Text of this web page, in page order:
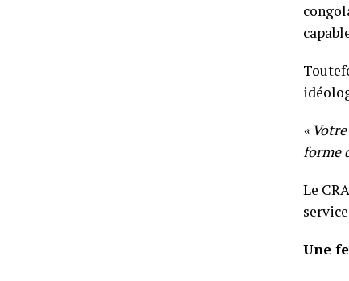
«
forme
Le
Une